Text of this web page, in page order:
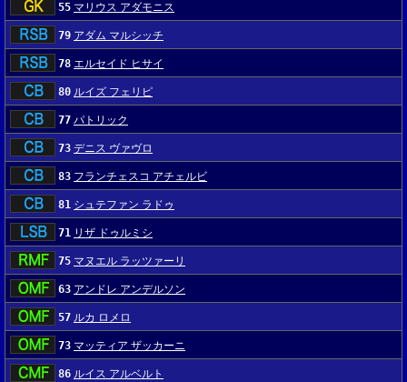
55 マリウス アダモニス
79 アダム マルシッチ
78 エルセイド ヒサイ
80 ルイズ フェリピ
77 パトリック
73 デニス ヴァヴロ
83 フランチェスコ アチェルビ
81 シュテファン ラドゥ
71 リザ ドゥルミシ
75 マヌエル ラッツァーリ
63 アンドレ アンデルソン
57 ルカ ロメロ
73 マッティア ザッカーニ
86 ルイス アルベルト